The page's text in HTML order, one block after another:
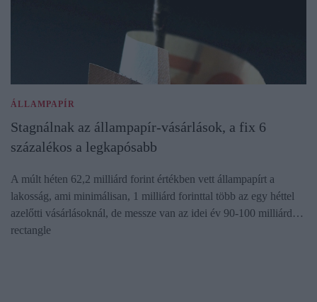
ÁLLAMPAPÍR
Stagnálnak az állampapír-vásárlások, a fix 6
százalékos a legkapósabb
A múlt héten 62,2 milliárd forint értékben vett állampapírt a
lakosság, ami minimálisan, 1 milliárd forinttal több az egy héttel
azelőtti vásárlásoknál, de messze van az idei év 90-100 milliárd…
rectangle